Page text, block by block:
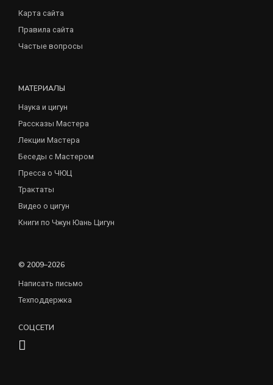
Карта сайта
Правила сайта
Частые вопросы
МАТЕРИАЛЫ
Наука и цигун
Рассказы Мастера
Лекции Мастера
Беседы с Мастером
Пресса о ЧЮЦ
Трактаты
Видео о цигун
Книги по Чжун Юань Цигун
© 2009–2026
Написать письмо
Техподдержка
СОЦСЕТИ